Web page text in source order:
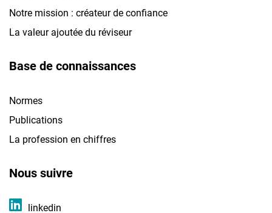
Notre mission : créateur de confiance
La valeur ajoutée du réviseur
Base de connaissances
Normes
Publications
La profession en chiffres
Nous suivre
linkedin